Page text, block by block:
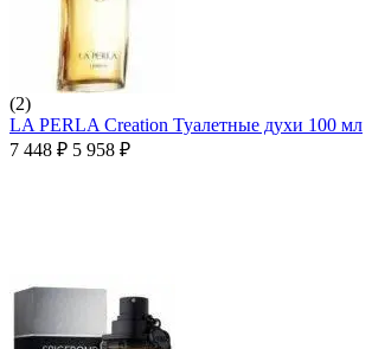
(2)
LA PERLA Creation Туалетные духи 100 мл
7 448 ₽ 5 958 ₽